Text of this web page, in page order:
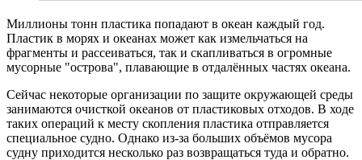
Миллионы тонн пластика попадают в океан каждый год.
Пластик в морях и океанах может как измельчаться на
фрагменты и рассеиваться, так и скапливаться в огромные
мусорные "острова", плавающие в отдалённых частях океана.
Сейчас некоторые организации по защите окружающей среды
занимаются очисткой океанов от пластиковых отходов. В ходе
таких операций к месту скопления пластика отправляется
специальное судно. Однако из-за больших объёмов мусора
судну приходится несколько раз возвращаться туда и обратно.